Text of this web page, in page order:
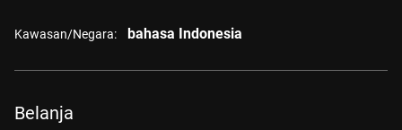
Kawasan/Negara: bahasa Indonesia
Belanja